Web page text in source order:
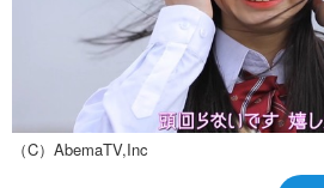
（C）AbemaTV,Inc